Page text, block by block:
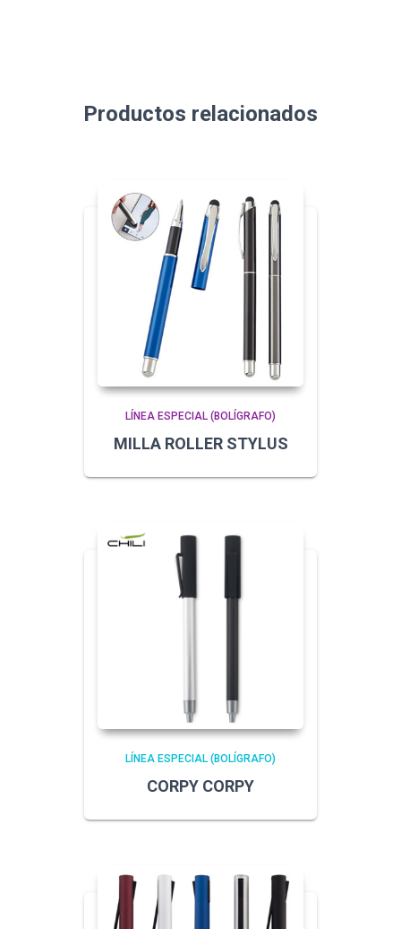
Productos relacionados
LÍNEA ESPECIAL (BOLÍGRAFO)
MILLA ROLLER STYLUS
LÍNEA ESPECIAL (BOLÍGRAFO)
CORPY CORPY